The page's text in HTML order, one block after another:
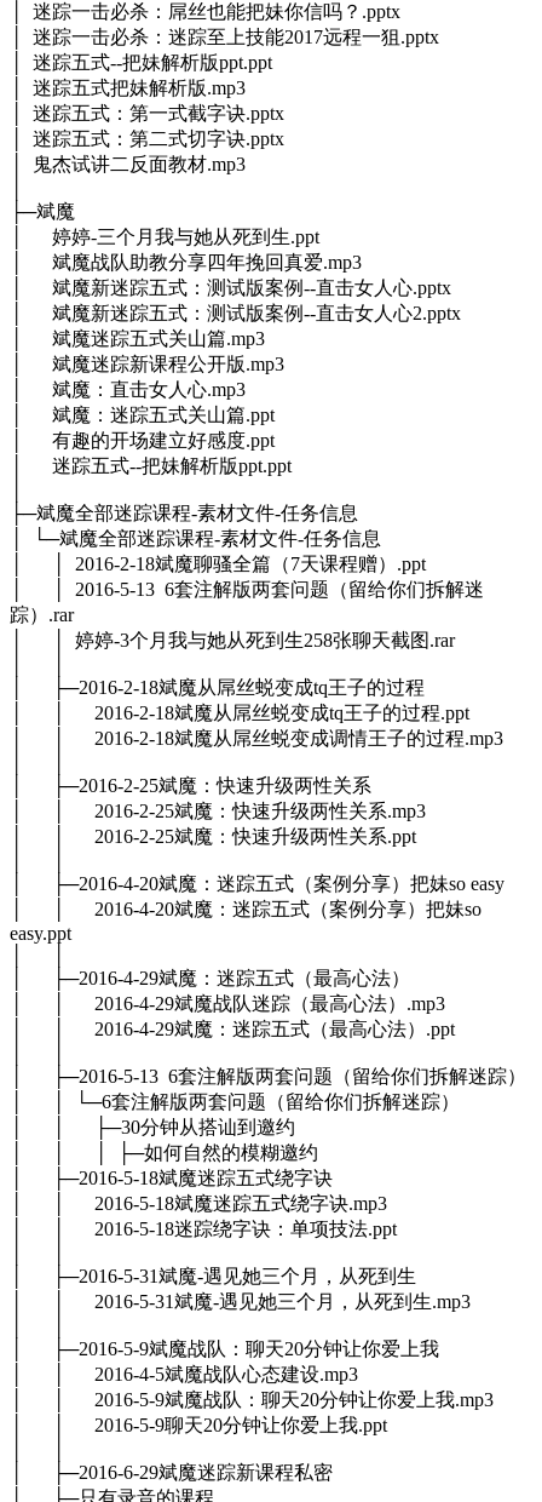
│ 迷踪一击必杀：屌丝也能把妹你信吗？.pptx
│ 迷踪一击必杀：迷踪至上技能2017远程一狙.pptx
│ 迷踪五式--把妹解析版ppt.ppt
│ 迷踪五式把妹解析版.mp3
│ 迷踪五式：第一式截字诀.pptx
│ 迷踪五式：第二式切字诀.pptx
│ 鬼杰试讲二反面教材.mp3
├─斌魔
│ 婷婷-三个月我与她从死到生.ppt
│ 斌魔战队助教分享四年挽回真爱.mp3
│ 斌魔新迷踪五式：测试版案例--直击女人心.pptx
│ 斌魔新迷踪五式：测试版案例--直击女人心2.pptx
│ 斌魔迷踪五式关山篇.mp3
│ 斌魔迷踪新课程公开版.mp3
│ 斌魔：直击女人心.mp3
│ 斌魔：迷踪五式关山篇.ppt
│ 有趣的开场建立好感度.ppt
│ 迷踪五式--把妹解析版ppt.ppt
├─斌魔全部迷踪课程-素材文件-任务信息
│ └─斌魔全部迷踪课程-素材文件-任务信息
│ │ 2016-2-18斌魔聊骚全篇（7天课程赠）.ppt
│ │ 2016-5-13 6套注解版两套问题（留给你们拆解迷
踪）.rar
│ │ 婷婷-3个月我与她从死到生258张聊天截图.rar
│ ├─2016-2-18斌魔从屌丝蜕变成tq王子的过程
│ │ 2016-2-18斌魔从屌丝蜕变成tq王子的过程.ppt
│ │ 2016-2-18斌魔从屌丝蜕变成调情王子的过程.mp3
│ ├─2016-2-25斌魔：快速升级两性关系
│ │ 2016-2-25斌魔：快速升级两性关系.mp3
│ │ 2016-2-25斌魔：快速升级两性关系.ppt
│ ├─2016-4-20斌魔：迷踪五式（案例分享）把妹so easy
│ │ 2016-4-20斌魔：迷踪五式（案例分享）把妹so
easy.ppt
│ ├─2016-4-29斌魔：迷踪五式（最高心法）
│ │ 2016-4-29斌魔战队迷踪（最高心法）.mp3
│ │ 2016-4-29斌魔：迷踪五式（最高心法）.ppt
│ ├─2016-5-13 6套注解版两套问题（留给你们拆解迷踪）
│ │ └─6套注解版两套问题（留给你们拆解迷踪）
│ │ ├─30分钟从搭讪到邀约
│ │ │ ├─如何自然的模糊邀约
│ ├─2016-5-18斌魔迷踪五式绕字诀
│ │ 2016-5-18斌魔迷踪五式绕字诀.mp3
│ │ 2016-5-18迷踪绕字诀：单项技法.ppt
│ ├─2016-5-31斌魔-遇见她三个月，从死到生
│ │ 2016-5-31斌魔-遇见她三个月，从死到生.mp3
│ ├─2016-5-9斌魔战队：聊天20分钟让你爱上我
│ │ 2016-4-5斌魔战队心态建设.mp3
│ │ 2016-5-9斌魔战队：聊天20分钟让你爱上我.mp3
│ │ 2016-5-9聊天20分钟让你爱上我.ppt
│ ├─2016-6-29斌魔迷踪新课程私密